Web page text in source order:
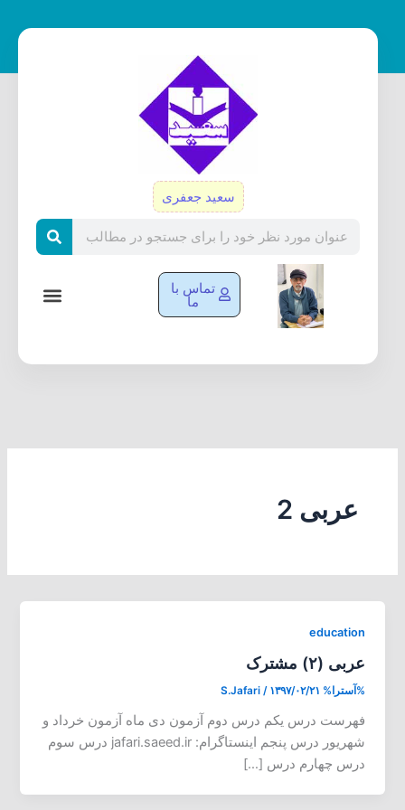
سعید جعفری
تماس با
ما
عربی 2
education
عربی (۲) مشترک
%آسترا% S.Jafari / ۱۳۹۷/۰۲/۲۱
فهرست درس یکم درس دوم آزمون دی ماه آزمون خرداد و
شهریور درس پنجم اینستاگرام: jafari.saeed.ir درس سوم
درس چهارم درس […]